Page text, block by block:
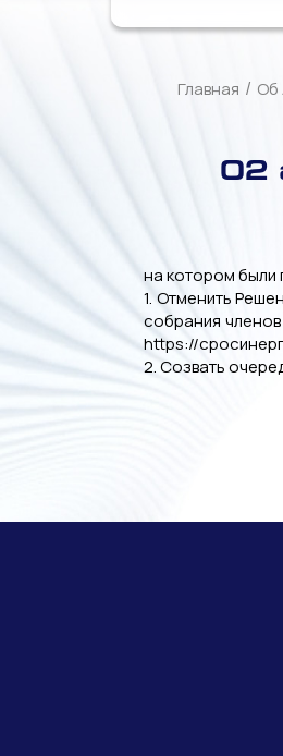
Главная / Об
02
на котором были
1. Отменить
собрания
https://
2. Созвать